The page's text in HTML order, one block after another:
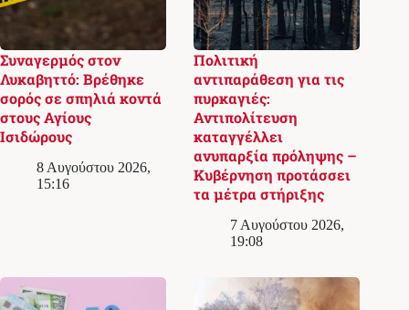
Συναγερμός στον
Λυκαβηττό: Βρέθηκε
σορός σε σπηλιά κοντά
στους Αγίους
Ισιδώρους
8 Αυγούστου 2026,
15:16
Πολιτική
αντιπαράθεση για τις
πυρκαγιές:
Αντιπολίτευση
καταγγέλλει
ανυπαρξία πρόληψης –
Κυβέρνηση προτάσσει
τα μέτρα στήριξης
7 Αυγούστου 2026,
19:08